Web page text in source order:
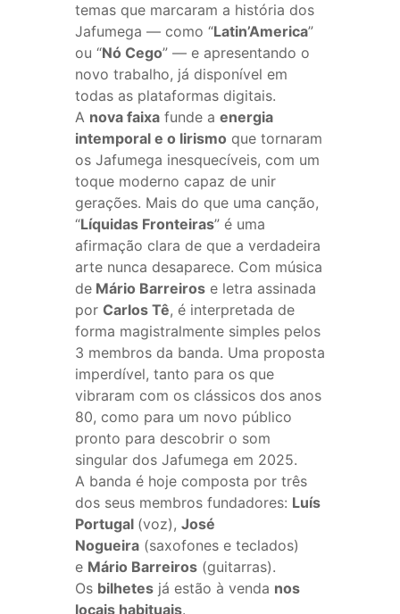
temas que marcaram a história dos
Jafumega — como “Latin’America”
ou “Nó Cego” — e apresentando o
novo trabalho, já disponível em
todas as plataformas digitais.
A nova faixa funde a energia
intemporal e o lirismo que tornaram
os Jafumega inesquecíveis, com um
toque moderno capaz de unir
gerações. Mais do que uma canção,
“Líquidas Fronteiras” é uma
afirmação clara de que a verdadeira
arte nunca desaparece. Com música
de Mário Barreiros e letra assinada
por Carlos Tê, é interpretada de
forma magistralmente simples pelos
3 membros da banda. Uma proposta
imperdível, tanto para os que
vibraram com os clássicos dos anos
80, como para um novo público
pronto para descobrir o som
singular dos Jafumega em 2025.
A banda é hoje composta por três
dos seus membros fundadores: Luís
Portugal (voz), José
Nogueira (saxofones e teclados)
e Mário Barreiros (guitarras).
Os bilhetes já estão à venda nos
locais habituais.